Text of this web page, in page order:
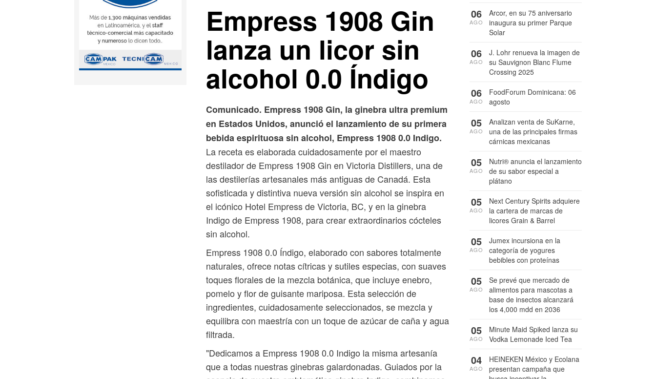
Empress 1908 Gin
lanza un licor sin
alcohol 0.0 Índigo
Comunicado. Empress 1908 Gin, la ginebra ultra premium
en Estados Unidos, anunció el lanzamiento de su primera
bebida espirituosa sin alcohol, Empress 1908 0.0 Indigo.
La receta es elaborada cuidadosamente por el maestro
destilador de Empress 1908 Gin en Victoria Distillers, una de
las destilerías artesanales más antiguas de Canadá. Esta
sofisticada y distintiva nueva versión sin alcohol se inspira en
el icónico Hotel Empress de Victoria, BC, y en la ginebra
Indigo de Empress 1908, para crear extraordinarios cócteles
sin alcohol.
Empress 1908 0.0 Índigo, elaborado con sabores totalmente
naturales, ofrece notas cítricas y sutiles especias, con suaves
toques florales de la mezcla botánica, que incluye enebro,
pomelo y flor de guisante mariposa. Esta selección de
ingredientes, cuidadosamente seleccionados, se mezcla y
equilibra con maestría con un toque de azúcar de caña y agua
filtrada.
"Dedicamos a Empress 1908 0.0 Indigo la misma artesanía
que a todas nuestras ginebras galardonadas. Guiados por la
Arcor, en su 75 aniversario
inaugura su primer Parque
Solar
06
AGO
J. Lohr renueva la imagen de
su Sauvignon Blanc Flume
Crossing 2025
06
AGO
FoodForum Dominicana: 06
agosto
06
AGO
Analizan venta de SuKarne,
una de las principales firmas
cárnicas mexicanas
05
AGO
Nutri® anuncia el lanzamiento
de su sabor especial a
plátano
05
AGO
Next Century Spirits adquiere
la cartera de marcas de
licores Grain & Barrel
05
AGO
Jumex incursiona en la
categoría de yogures
bebibles con proteínas
05
AGO
Se prevé que mercado de
alimentos para mascotas a
base de insectos alcanzará
los 4,000 mdd en 2036
05
AGO
Minute Maid Spiked lanza su
Vodka Lemonade Iced Tea
05
AGO
HEINEKEN México y Ecolana
presentan campaña que
04
AGO